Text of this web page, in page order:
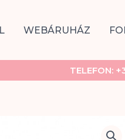
WEBÁRUHÁZ
TELEFON: